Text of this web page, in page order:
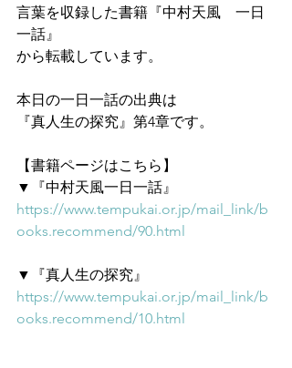
言葉を収録した書籍『中村天風　一日
一話』
から転載しています。
本日の一日一話の出典は
『真人生の探究』第4章です。
【書籍ページはこちら】
▼『中村天風一日一話』
https://www.tempukai.or.jp/mail_link/b
ooks.recommend/90.html
▼『真人生の探究』
https://www.tempukai.or.jp/mail_link/b
ooks.recommend/10.html